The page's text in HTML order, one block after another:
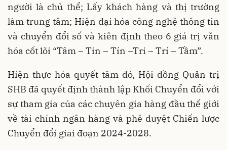
người là chủ thể; Lấy khách hàng và thị trường
làm trung tâm; Hiện đại hóa công nghệ thông tin
và chuyển đổi số và kiên định theo 6 giá trị văn
hóa cốt lõi “Tâm – Tin – Tín –Tri – Trí – Tầm”.
Hiện thực hóa quyết tâm đó, Hội đồng Quản trị
SHB đã quyết định thành lập Khối Chuyển đổi với
sự tham gia của các chuyên gia hàng đầu thế giới
về tài chính ngân hàng và phê duyệt Chiến lược
Chuyển đổi giai đoạn 2024-2028.